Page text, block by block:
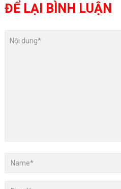
ĐỂ LẠI BÌNH LUẬN